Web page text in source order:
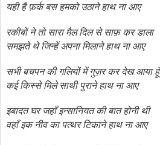
यही है फ़र्क बस हमको उठाने हाथ ना आए
रकीबों ने तो सारा मैल दिल से साफ़ कर डाला
समझते थे जिन्हें अपना मिलाने हाथ ना आए
सभी बचपन की गलियों में गुज़र कर देख आया हूँ
कई किस्से मिले साथी पुराने हाथ ना आए
इबादत घर जहाँ इन्सानियत की बात होनी थी
वहाँ इक नीव का पत्थर टिकाने हाथ ना आए